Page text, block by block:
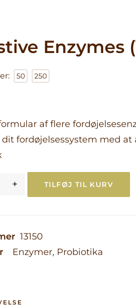
Skønhed
Aktiv livsstil og
Fordøjelse &
balance
Fokus på
Enzymes
50 250
af flere
fordøjelsessystem med
+ TILFØJ TIL KURV
13150
Enzymer, Probiotika